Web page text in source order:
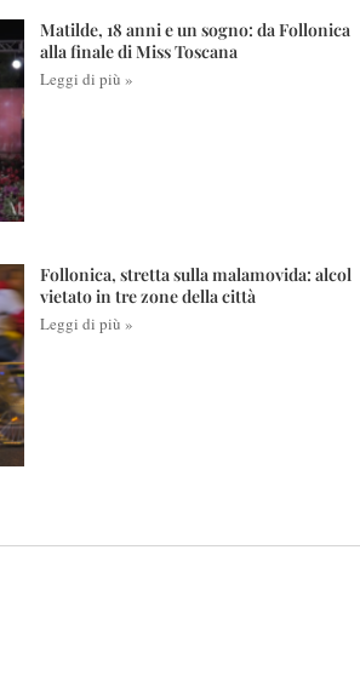
Matilde, 18 anni e un sogno: da Follonica
alla finale di Miss Toscana
Leggi di più »
Follonica, stretta sulla malamovida: alcol
vietato in tre zone della città
Leggi di più »